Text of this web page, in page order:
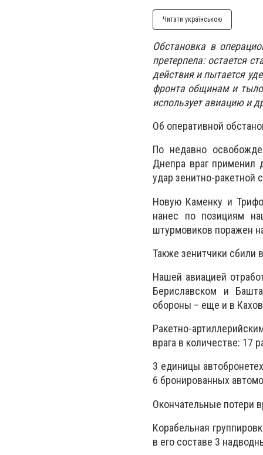
Читати українською
Обстановка в
претерпела: остается
действия и пытается
фронта общинам и
использует авиацию и
Об оперативной
По недавно
Днепра враг применил
удар зенитно-ракетной
Новую Каменку и
нанес по позициям
штурмовиков поражен
Также зенитчики сбили
Нашей авиацией
Бериславском и
обороны – еще и в
Ракетно-
врага в количестве: 17
3 единицы
6 бронированных
Окончательные потери
Корабельная
в его составе 3